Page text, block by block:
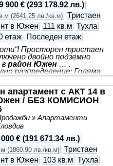
900 € (293 178.92 лв.)
(2641.25 лв./кв.м) Тристаен
в Южен
111 кв.м Тухла
етаж
Последен етаж
Просторен тристаен
двойно подземно
в район Южен … .
разпределение: Голяма
две спални,
баня с тоалетна,
и избено помещение. ☀️
111 кв.м. 🔥 Защо
избор? ✔️ Спокойствие -
светлина и открита
тишина. Жилището се
завършите по свой вкус
апартамент с АКТ 14 в
/ БЕЗ КОМИСИОН
» Апартаменти
€ (191 671.34 лв.)
(1860.90 лв./кв.м) Тристаен
в Южен
103 кв.м Тухла